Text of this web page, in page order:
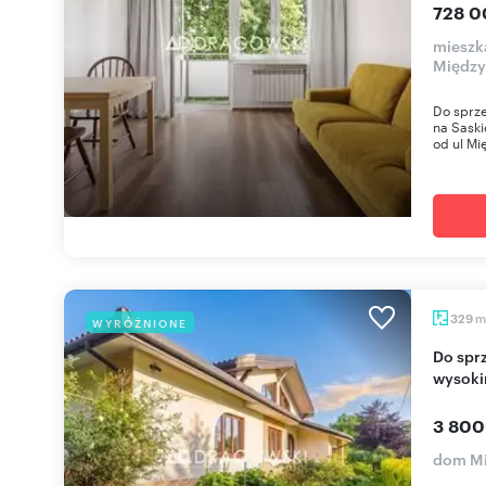
728
Do
na
od ul
WYRÓŻNIONE 329 m
Do sprzedania przestronny dom 329 m² z
3
dom